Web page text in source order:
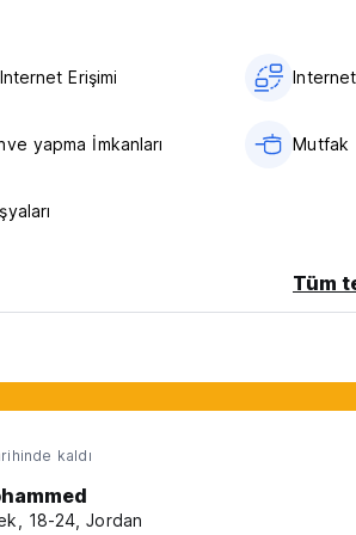
alışverişi ve dostluğu teşvik eden
taş atımı uzaklıktaki önemli simge
biçimi olduğu Hawana Premium
deneyiminizi benzeri görülmemiş
Kullanılmaması durumunda
Erişimi
yapma İmkanları Mutfak
Tüm
kaldı
18-24, Jordan